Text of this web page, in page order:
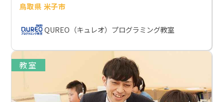
鳥取県 米子市
QUREO（キュレオ）プログラミング教室
教室